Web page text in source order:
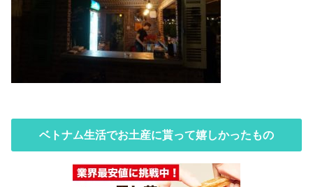
ベトナム生活でお土産に貰って嬉しかったもの